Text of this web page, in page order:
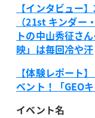
【インタビュー
（21st キンダー
トの中山秀征さ
映」は毎回冷や汗
【体験レポート
ベント！「GEO
イベント名